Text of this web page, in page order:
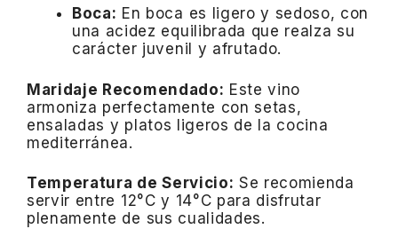
Boca: En boca es ligero y sedoso, con
una acidez equilibrada que realza su
carácter juvenil y afrutado.
Maridaje Recomendado: Este vino
armoniza perfectamente con setas,
ensaladas y platos ligeros de la cocina
mediterránea.
Temperatura de Servicio: Se recomienda
servir entre 12°C y 14°C para disfrutar
plenamente de sus cualidades.